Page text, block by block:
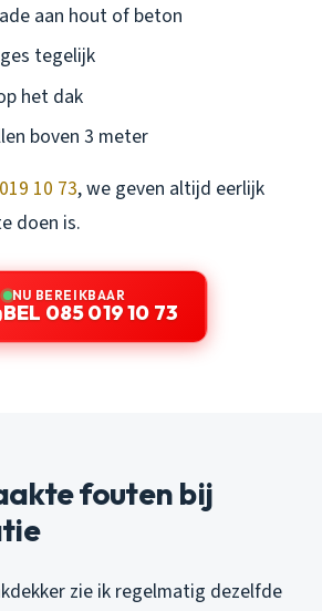
aan hout of beton
tegelijk
het dak
boven 3 meter
10 73, we geven altijd eerlijk
doen is.
NU BEREIKBAAR
BEL 085 019 10 73
fouten bij
zie ik regelmatig dezelfde